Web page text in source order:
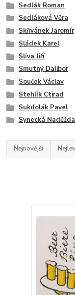
Sedlák Roman
Sedláková Věra
Skřivánek Jaromír
Sládek Karel
Slíva Jiří
Smutný Dalibor
Souček Václav
Stehlík Ctirad
Sukdolák Pavel
Synecká Naděžda
Nejnovější